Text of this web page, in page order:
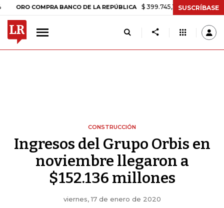
COMPRA BANCO DE LA REPÚBLICA $ 399.745,16 +$ 2.295,71 +0,58%
SUSCRÍBASE
CONSTRUCCIÓN
Ingresos del Grupo Orbis en
noviembre llegaron a
$152.136 millones
viernes, 17 de enero de 2020